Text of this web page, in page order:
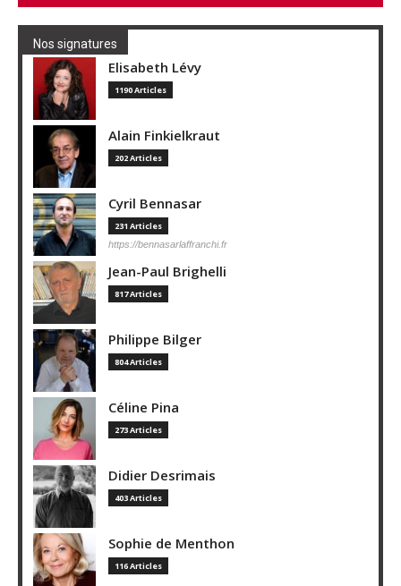
Nos signatures
Elisabeth Lévy
1190 Articles
Alain Finkielkraut
202 Articles
Cyril Bennasar
231 Articles
https://bennasarlaffranchi.fr
Jean-Paul Brighelli
817 Articles
Philippe Bilger
804 Articles
Céline Pina
273 Articles
Didier Desrimais
403 Articles
Sophie de Menthon
116 Articles